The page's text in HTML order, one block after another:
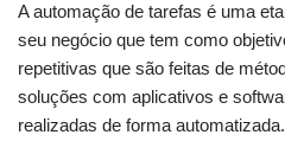
A automação de tarefas é uma
seu negócio que tem como
repetitivas que são feitas de
soluções com aplicativos e
realizadas de forma automatizada.